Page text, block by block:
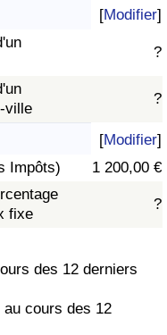
[Modifier]
?
ville
?
[Modifier]
Impôts)
1 200,00 €
fixe
?
des 12 derniers
cours des 12